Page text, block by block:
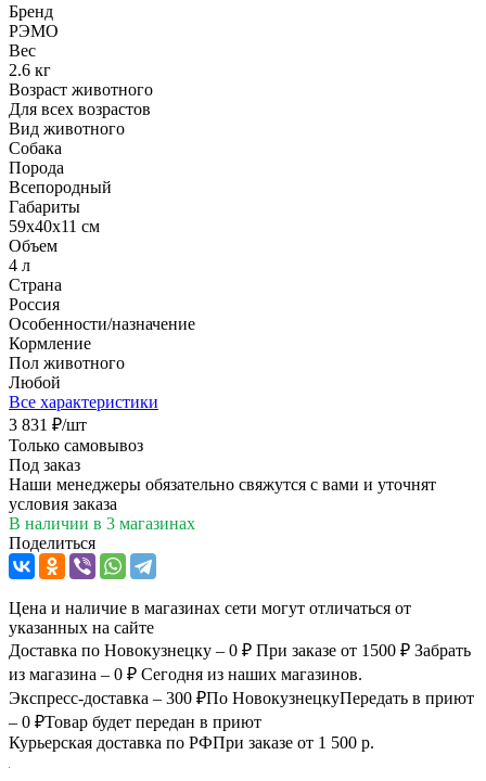
Бренд
РЭМО
Вес
2.6 кг
Возраст животного
Для всех возрастов
Вид животного
Собака
Порода
Всепородный
Габариты
59х40х11 см
Объем
4 л
Страна
Россия
Особенности/назначение
Кормление
Пол животного
Любой
Все характеристики
3 831 ₽/шт
Только самовывоз
Под заказ
Наши менеджеры обязательно свяжутся с вами и уточнят
условия заказа
В наличии в 3 магазинах
Поделиться
Цена и наличие в магазинах сети могут отличаться от
указанных на сайте
Доставка по Новокузнецку – 0 ₽ При заказе от 1500 ₽ Забрать
из магазина – 0 ₽ Сегодня из наших магазинов.
Экспресс-доставка – 300 ₽По НовокузнецкуПередать в приют
– 0 ₽Товар будет передан в приют
Курьерская доставка по РФПри заказе от 1 500 р.